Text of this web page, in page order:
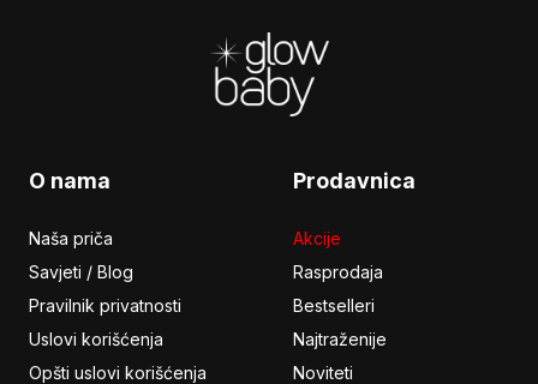
O nama
Naša priča
Savjeti / Blog
Pravilnik privatnosti
Uslovi korišćenja
Opšti uslovi korišćenja
Prodavnica
Akcije
Rasprodaja
Bestselleri
Najtraženije
Noviteti